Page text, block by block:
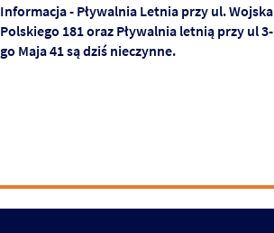
Informacja - Pływalnia Letnia przy ul. Wojska
Polskiego 181 oraz Pływalnia letnią przy ul 3-
go Maja 41 są dziś nieczynne.